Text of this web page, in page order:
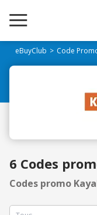
eBuyClub Code
6 Codes
Codes promo